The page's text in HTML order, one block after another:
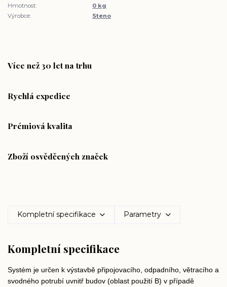
Hmotnost:
0 kg
Výrobce:
Steno
Více než 30 let na trhu
Rychlá expedice
Prémiová kvalita
Zboží osvědčených značek
Kompletní specifikace Parametry
Kompletní specifikace
Systém je určen k výstavbě připojovacího, odpadního, větracího a
svodného potrubí uvnitř budov (oblast použití B) v případě